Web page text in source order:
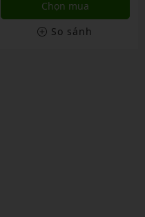
Chọn mua
So sánh